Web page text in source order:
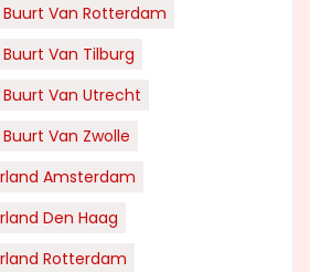
Van Rotterdam
Van Tilburg
Van Utrecht
Van Zwolle
Amsterdam
Den Haag
Rotterdam